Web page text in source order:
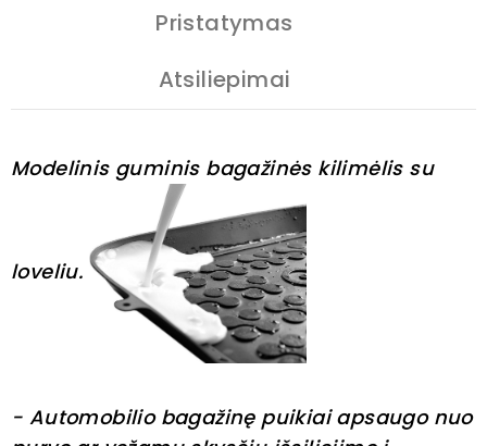
Pristatymas
Atsiliepimai
Modelinis guminis bagažinės kilimėlis su
loveliu.
- Automobilio bagažinę puikiai apsaugo nuo